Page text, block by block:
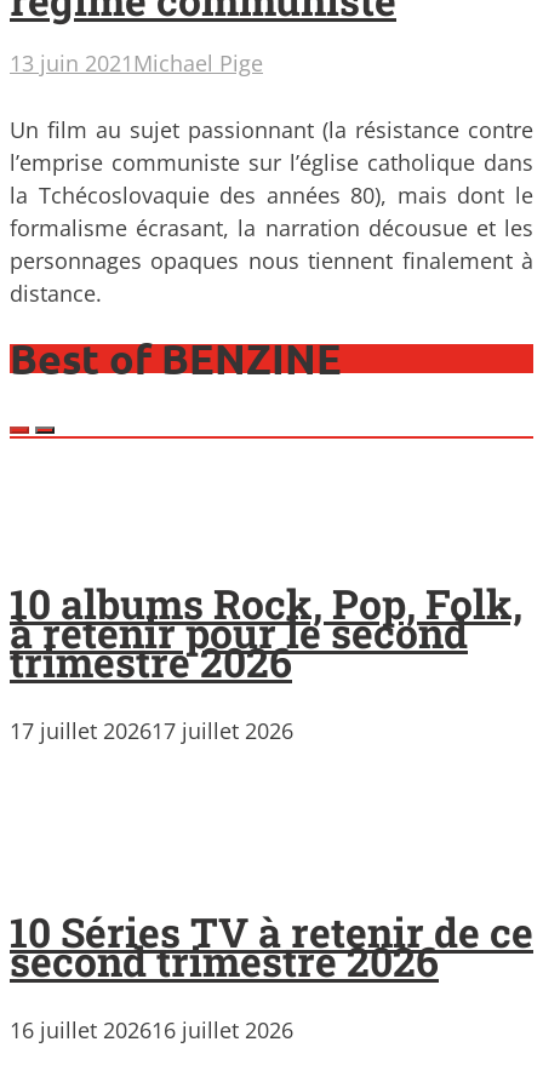
13 juin 2021 Michael Pige
Un film au sujet passionnant (la résistance contre
l’emprise communiste sur l’église catholique dans
la Tchécoslovaquie des années 80), mais dont le
formalisme écrasant, la narration décousue et les
personnages opaques nous tiennent finalement à
distance.
Best of BENZINE
10 albums Rock, Pop, Folk,
à retenir pour le second
trimestre 2026
17 juillet 202617 juillet 2026
10 Séries TV à retenir de ce
second trimestre 2026
16 juillet 202616 juillet 2026